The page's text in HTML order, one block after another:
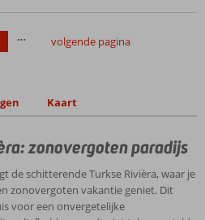
… volgende pagina
Kaart
zonovergoten paradijs
de schitterende Turkse Rivièra, waar je
zonovergoten vakantie geniet. Dit
voor een onvergetelijke